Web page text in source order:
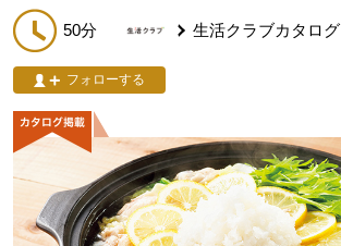
50分 生活クラブカタログ
フォローする